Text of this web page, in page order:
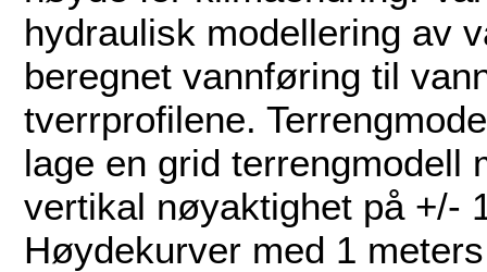
hydraulisk modellering av
beregnet vannføring til
tverrprofilene.
lage en grid terrengmodell
vertikal nøyaktighet på +/-
Høydekurver med 1